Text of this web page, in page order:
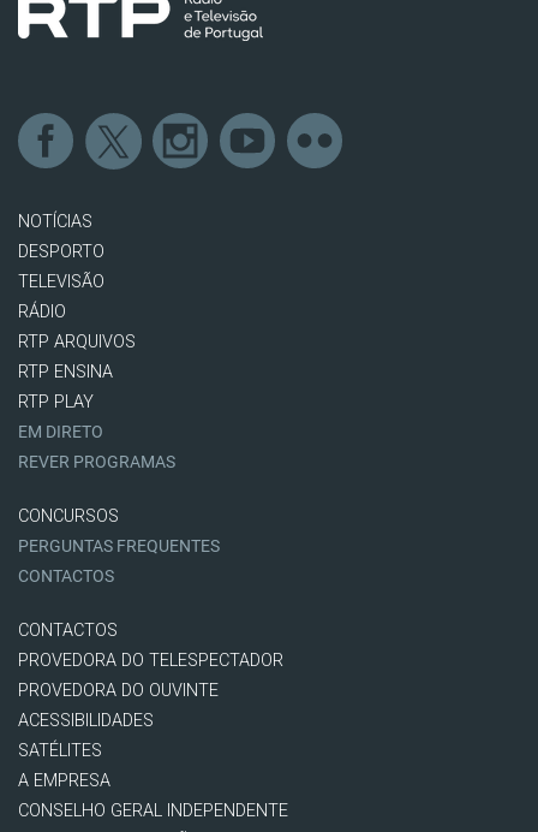
NOTÍCIAS
DESPORTO
TELEVISÃO
RÁDIO
RTP ARQUIVOS
RTP ENSINA
RTP PLAY
EM DIRETO
REVER PROGRAMAS
CONCURSOS
PERGUNTAS FREQUENTES
CONTACTOS
CONTACTOS
PROVEDORA DO TELESPECTADOR
PROVEDORA DO OUVINTE
ACESSIBILIDADES
SATÉLITES
A EMPRESA
CONSELHO GERAL INDEPENDENTE